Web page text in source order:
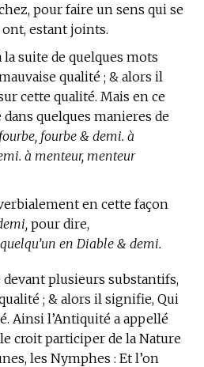
pour faire un sens qui se
ont, estant joints.
suite de quelques mots
qualité ; & alors il
cette qualité. Mais en ce
dans quelques manieres de
fourbe & demi. à
à menteur, menteur
en cette façon
pour dire,
en Diable & demi.
devant plusieurs substantifs,
; & alors il signifie, Qui
Ainsi l’Antiquité a appellé
croit participer de la Nature
les Nymphes : Et l’on